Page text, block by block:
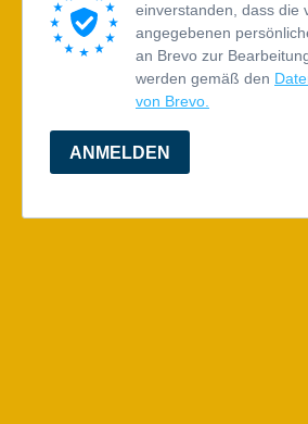
einverstanden, dass die
angegebenen
an Brevo zur
werden gemäß den
von Brevo.
ANMELDEN